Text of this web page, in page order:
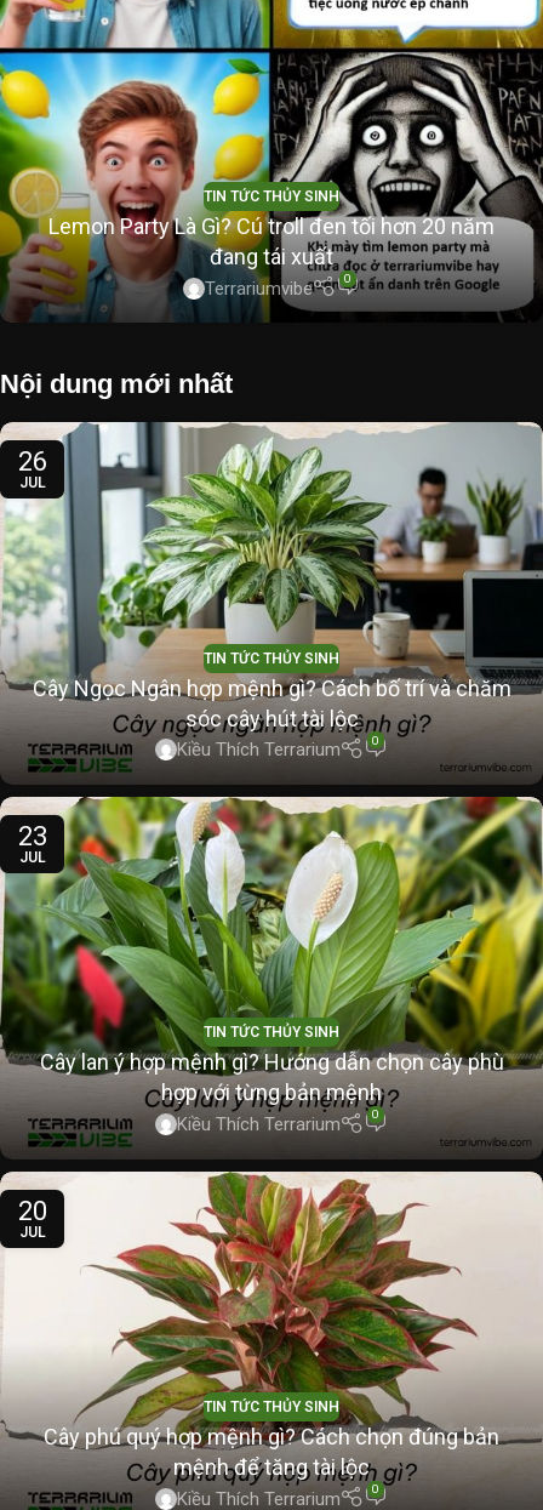
TIN TỨC THỦY SINH
Lemon Party Là Gì? Cú troll đen tối hơn 20 năm
đang tái xuất
Terrariumvibe 0
Nội dung mới nhất
26
JUL
TIN TỨC THỦY SINH
Cây Ngọc Ngân hợp mệnh gì? Cách bố trí và chăm
sóc cây hút tài lộc
Kiều Thích Terrarium 0
23
JUL
TIN TỨC THỦY SINH
Cây lan ý hợp mệnh gì? Hướng dẫn chọn cây phù
hợp với từng bản mệnh
Kiều Thích Terrarium 0
20
JUL
TIN TỨC THỦY SINH
Cây phú quý hợp mệnh gì? Cách chọn đúng bản
mệnh để tăng tài lộc
Kiều Thích Terrarium 0